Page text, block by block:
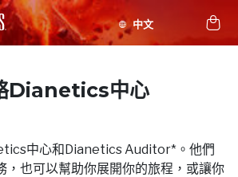
Dianetics中心
中心和Dianetics Auditor*。他們
，也可以幫助你展開你的旅程，或讓你